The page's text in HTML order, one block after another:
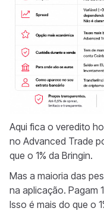
Aqui fica o veredito
no Advanced Trade
que o 1% da Bringin.
Mas a maioria das
na aplicação. Pagam
Isso é mais do que o